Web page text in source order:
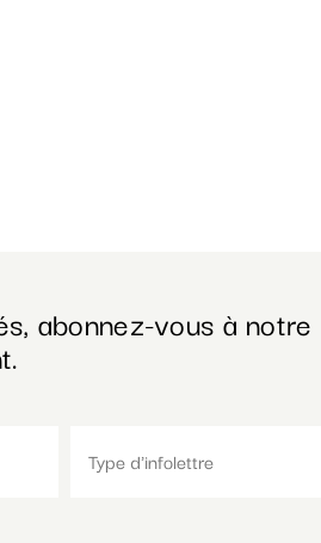
abonnez-vous à notre